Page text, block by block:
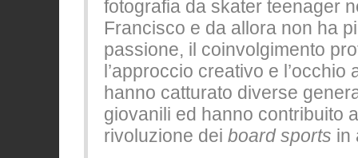
fotografia da skater teenager
Francisco e da allora non ha
passione, il coinvolgimento
l’approccio creativo e l’occhio
hanno catturato diverse
giovanili ed hanno contribuito
rivoluzione dei board sports in